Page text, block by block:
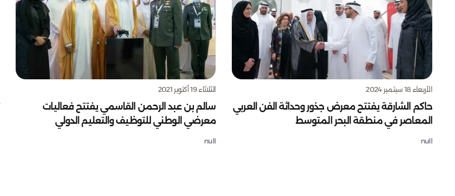
الأربعاء 18 سبتمبر 2024
حاكم الشارقة يفتتح معرض جذور وحداثة الفن العربي
المعاصر في منطقة البحر المتوسط
null
الثلاثاء 19 أكتوبر 2021
سالم بن عبد الرحمن القاسمي يفتتح فعاليات
معرضي الوطني للتوظيف والتعليم الدولي
null